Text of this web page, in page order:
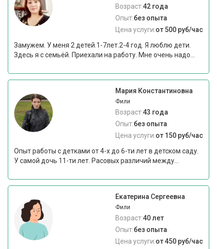
Возраст:42 года
Опыт:без опыта
Цена услуги:от 500 руб/час
Замужем. У меня 2 детей.1-7лет.2-4 год. Я люблю дети.
Здесь я с семьёй. Приехали на работу. Мне очень надо...
Мария Константиновна
Фили
Возраст:43 года
Опыт:без опыта
Цена услуги:от 150 руб/час
Опыт работы с детками от 4-х до 6-ти лет в детском саду.
У самой дочь 11-ти лет. Расовых различий между...
Екатерина Сергеевна
Фили
Возраст:40 лет
Опыт:без опыта
Цена услуги:от 450 руб/час